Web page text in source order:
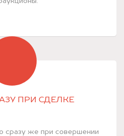
ПРИ СДЕЛКЕ
сразу же при совершении